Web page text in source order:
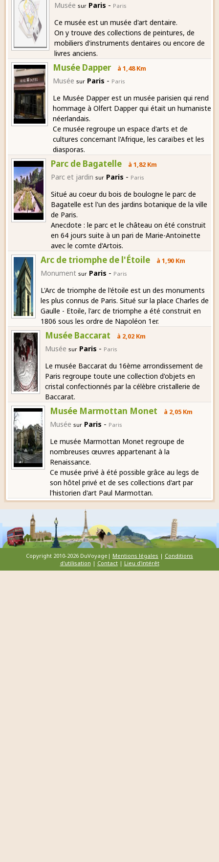
Musée sur Paris - Paris
Ce musée est un musée d'art dentaire.
On y trouve des collections de peintures, de
mobiliers d'instruments dentaires ou encore de
livres anciens.
Musée Dapper à 1,48 Km
Musée sur Paris - Paris
Le Musée Dapper est un musée parisien qui rend
hommage à Olfert Dapper qui était un humaniste
néerlandais.
Ce musée regroupe un espace d'arts et de
cultures concernant l'Afrique, les caraïbes et les
diasporas.
Parc de Bagatelle à 1,82 Km
Parc et jardin sur Paris - Paris
Situé au coeur du bois de boulogne le parc de
Bagatelle est l'un des jardins botanique de la ville
de Paris.
Anecdote : le parc et le château on été construit
en 64 jours suite à un pari de Marie-Antoinette
avec le comte d'Artois.
Arc de triomphe de l'Étoile à 1,90 Km
Monument sur Paris - Paris
L'Arc de triomphe de l'étoile est un des monuments
les plus connus de Paris. Situé sur la place Charles de
Gaulle - Etoile, l'arc de triomphe a été construit en
1806 sous les ordre de Napoléon 1er.
Musée Baccarat à 2,02 Km
Musée sur Paris - Paris
Le musée Baccarat du 16ème arrondissement de
Paris regroupe toute une collection d'objets en
cristal confectionnés par la célèbre cristallerie de
Baccarat.
Musée Marmottan Monet à 2,05 Km
Musée sur Paris - Paris
Le musée Marmottan Monet regroupe de
nombreuses œuvres appartenant à la
Renaissance.
Ce musée privé à été possible grâce au legs de
son hôtel privé et de ses collections d'art par
l'historien d'art Paul Marmottan.
Copyright 2010-2026 DuVoyage| Mentions légales | Conditions
d'utilisation | Contact| Lieu d'intérêt